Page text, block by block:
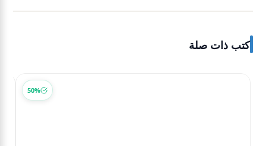
كتب ذات صلة
50%